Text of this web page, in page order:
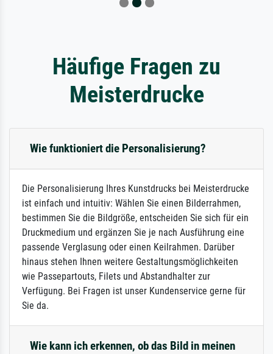
Häufige Fragen zu
Meisterdrucke
Wie funktioniert die Personalisierung?
Die Personalisierung Ihres Kunstdrucks bei Meisterdrucke
ist einfach und intuitiv: Wählen Sie einen Bilderrahmen,
bestimmen Sie die Bildgröße, entscheiden Sie sich für ein
Druckmedium und ergänzen Sie je nach Ausführung eine
passende Verglasung oder einen Keilrahmen. Darüber
hinaus stehen Ihnen weitere Gestaltungsmöglichkeiten
wie Passepartouts, Filets und Abstandhalter zur
Verfügung. Bei Fragen ist unser Kundenservice gerne für
Sie da.
Wie kann ich erkennen, ob das Bild in meinen